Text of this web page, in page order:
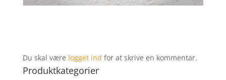
Du skal være logget ind for at skrive en kommentar.
Produktkategorier